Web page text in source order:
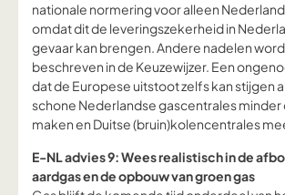
nationale normering voor alleen
omdat dit de leveringszekerheid in
gevaar kan brengen. Andere nadelen
beschreven in de Keuzewijzer. Een
dat de Europese uitstoot zelfs kan stijgen
schone Nederlandse gascentrales minder
maken en Duitse (bruin)kolencentrales
E-NL advies 9: Wees realistisch in de
aardgas en de opbouw van groen gas